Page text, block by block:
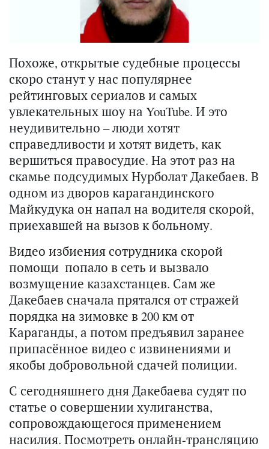
Похоже, открытые судебные процессы
скоро станут у нас популярнее
рейтинговых сериалов и самых
увлекательных шоу на YouTube. И это
неудивительно – люди хотят
справедливости и хотят видеть, как
вершиться правосудие. На этот раз на
скамье подсудимых Нурболат Дакебаев. В
одном из дворов карагандинского
Майкудука он напал на водителя скорой,
приехавшей на вызов к больному.
Видео избиения сотрудника скорой
помощи попало в сеть и вызвало
возмущение казахстанцев. Сам же
Дакебаев сначала прятался от стражей
порядка на зимовке в 200 км от
Караганды, а потом предъявил заранее
припасённое видео с извинениями и
якобы добровольной сдачей полиции.
С сегодняшнего дня Дакебаева судят по
статье о совершении хулиганства,
сопровождающегося применением
насилия. Посмотреть онлайн-трансляцию